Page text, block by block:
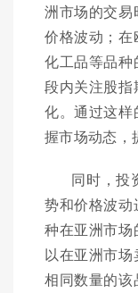
洲市场的交
价格波动；
化工品等品
段内关注股
化。通过这
握市场动态，
同时，投
势和价格波
种在亚洲市
以在亚洲市
相同数量的